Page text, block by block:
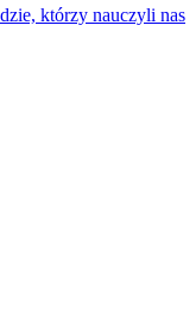
którzy nauczyli nas